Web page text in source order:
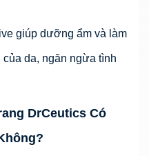
giúp dưỡng ẩm và làm
da, ngăn ngừa tình
DrCeutics Có